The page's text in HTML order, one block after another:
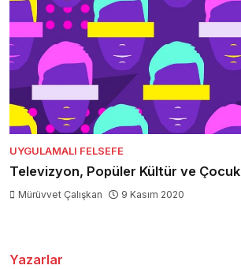
UYGULAMALI FELSEFE
Televizyon, Popüler Kültür ve Çocuk
Mürüvvet Çalışkan 9 Kasım 2020
Yazarlar